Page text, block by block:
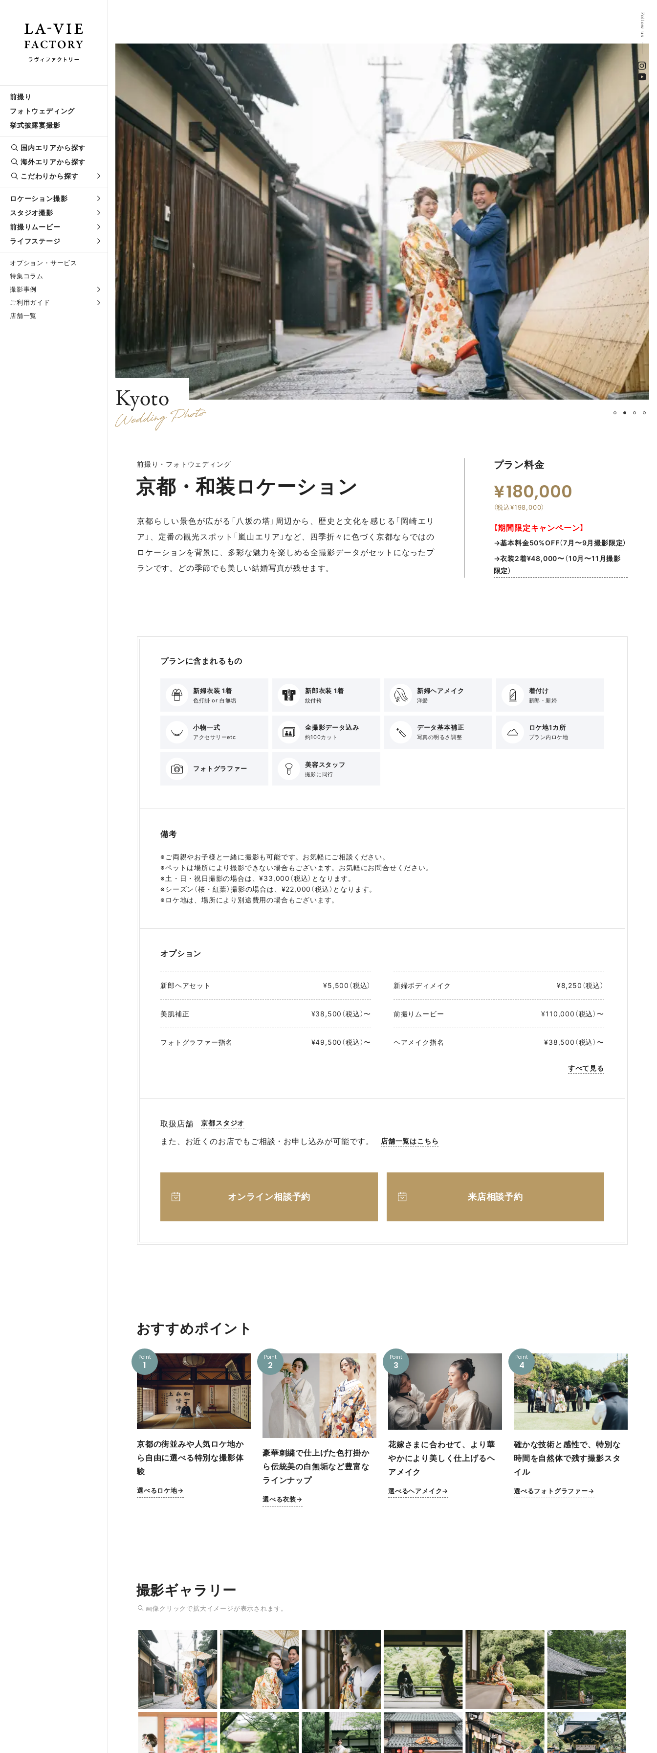
前撮り
フォトウェディング
挙式披露宴撮影
国内エリアから探す
海外エリアから探す
こだわりから探す
ロケーション撮影
スタジオ撮影
前撮りムービー
ライフステージ
オプション・サービス
特集コラム
撮影事例
ご利用ガイド
店舗一覧
Kyoto
Follow us
前撮り・フォトウェディング
京都・和装ロケーション
京都らしい景色が広がる「八坂の塔」周辺から、歴史と文化を感じる「岡崎エリ
ア」、定番の観光スポット「嵐山エリア」など、四季折々に色づく京都ならではの
ロケーションを背景に、多彩な魅力を楽しめる全撮影データがセットになったプ
ランです。どの季節でも美しい結婚写真が残せます。
プラン料金
180,000
（税込¥198,000）
【期間限定キャンペーン】
→基本料金50%OFF（7月〜9月撮影限定）
→衣装2着¥48,000〜（10月〜11月撮影
限定）
プランに含まれるもの
新婦衣装 1着
色打掛 or 白無垢
新郎衣装 1着
紋付袴
新婦ヘアメイク
洋髪
着付け
新郎・新婦
小物一式
アクセサリーetc
全撮影データ込み
約100カット
データ基本補正
写真の明るさ調整
ロケ地1カ所
プラン内ロケ地
フォトグラファー 美容スタッフ
撮影に同行
備考
※ご両親やお子様と一緒に撮影も可能です。お気軽にご相談ください。
※ペットは場所により撮影できない場合もございます。お気軽にお問合せください。
※土・日・祝日撮影の場合は、¥33,000（税込）となります。
※シーズン（桜・紅葉）撮影の場合は、¥22,000（税込）となります。
※ロケ地は、場所により別途費用の場合もございます。
オプション
新郎ヘアセット ¥5,500（税込） 新婦ボディメイク ¥8,250（税込）
美肌補正 ¥38,500（税込）〜 前撮りムービー ¥110,000（税込）〜
フォトグラファー指名 ¥49,500（税込）〜 ヘアメイク指名 ¥38,500（税込）〜
すべて見る
取扱店舗 京都スタジオ
また、お近くのお店でもご相談・お申し込みが可能です。 店舗一覧はこちら
オンライン相談予約 来店相談予約
おすすめポイント
Point
1
京都の街並みや人気ロケ地か
ら自由に選べる特別な撮影体
験
選べるロケ地→
Point
2
豪華刺繍で仕上げた色打掛か
ら伝統美の白無垢など豊富な
ラインナップ
選べる衣装→
Point
3
花嫁さまに合わせて、より華
やかにより美しく仕上げるヘ
アメイク
選べるヘアメイク→
Point
4
確かな技術と感性で、特別な
時間を自然体で残す撮影スタ
イル
選べるフォトグラファー→
撮影ギャラリー
画像クリック で拡大イメージが表示されます。